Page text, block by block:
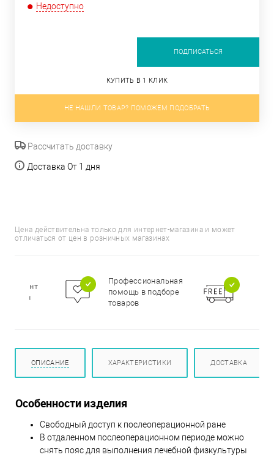
Недоступно
ПОДПИСАТЬСЯ
КУПИТЬ В 1 КЛИК
НЕ НАШЛИ ТОВАР? ПОМОЖЕМ ПОДОБРАТЬ
Рассчитать доставку
Доставка От 1 дня
Цена действительна только для интернет-магазина и может
отличаться от цен в розничных магазинах
Профессиональная
помощь в подборе
товаров
ОПИСАНИЕ ХАРАКТЕРИСТИКИ ДОСТАВКА
Особенности изделия
Свободный доступ к послеоперационной ране
В отдаленном послеоперационном периоде можно
снять пояс для выполнения лечебной физкультуры